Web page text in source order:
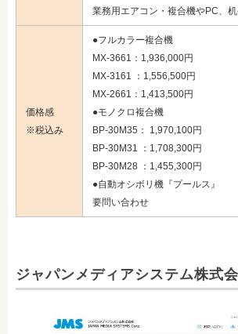
業務用エアコン・複合機やPC、
価格感
※税込み
●フルカラー複合機
MX-3661：1,936,000円
MX-3161 ：1,556,500円
MX-2661：1,413,500円
●モノクロ複合機
BP-30M35： 1,970,100円
BP-30M31 ：1,708,300円
BP-30M28 ：1,455,300円
●自動オシボリ機『プールス』
要問い合わせ
ジャパンメディアシステム株式